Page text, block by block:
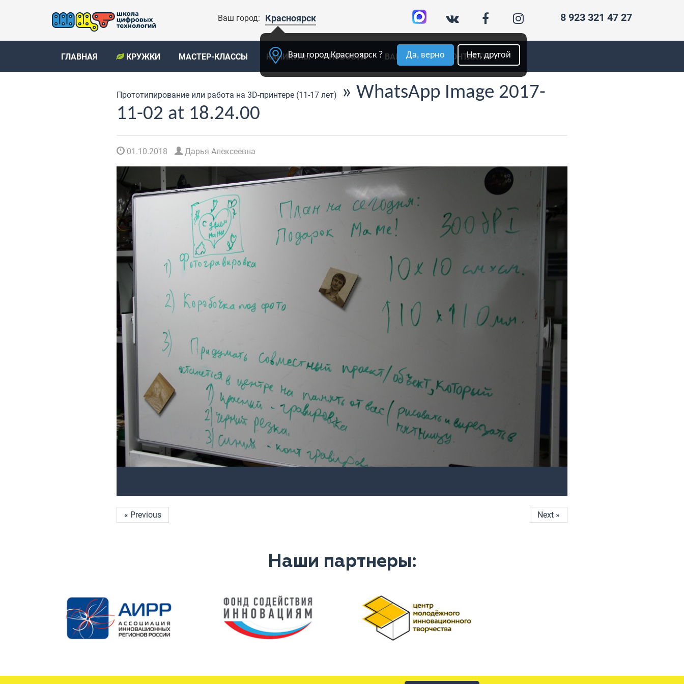
Ваш город: Красноярск
Ваш город Красноярск ? Да, верно Нет, другой
8 923 321 47 27
ГЛАВНАЯ КРУЖКИ МАСТЕР-КЛАССЫ КАНИКУЛЫ НОВОСТИ ВАКАНСИИ КОНТАКТЫ
Прототипирование или работа на 3D-принтере (11-17 лет)
» WhatsApp Image 2017-
11-02 at 18.24.00
01.10.2018 Дарья Алексеевна
« Previous Next »
Наши партнеры: